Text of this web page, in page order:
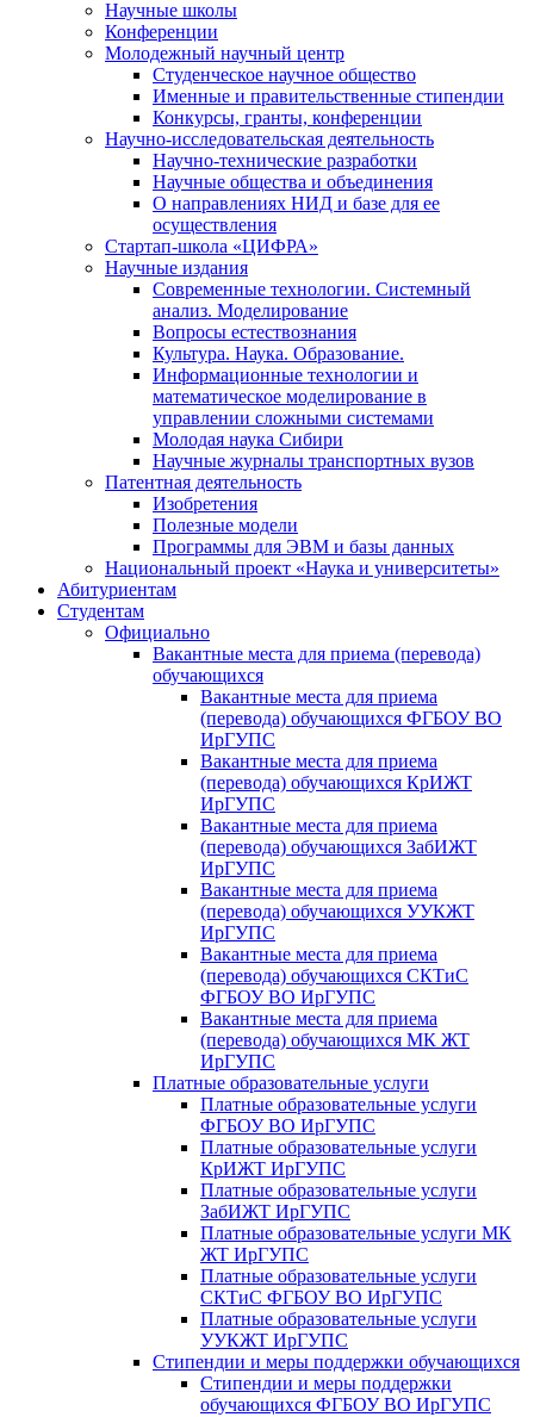
Научные школы
Конференции
Молодежный научный центр
Студенческое научное общество
Именные и правительственные стипендии
Конкурсы, гранты, конференции
Научно-исследовательская деятельность
Научно-технические разработки
Научные общества и объединения
О направлениях НИД и базе для ее
осуществления
Стартап-школа «ЦИФРА»
Научные издания
Современные технологии. Системный
анализ. Моделирование
Вопросы естествознания
Культура. Наука. Образование.
Информационные технологии и
математическое моделирование в
управлении сложными системами
Молодая наука Сибири
Научные журналы транспортных вузов
Патентная деятельность
Изобретения
Полезные модели
Программы для ЭВМ и базы данных
Национальный проект «Наука и университеты»
Абитуриентам
Студентам
Официально
Вакантные места для приема (перевода)
обучающихся
Вакантные места для приема
(перевода) обучающихся ФГБОУ ВО
ИрГУПС
Вакантные места для приема
(перевода) обучающихся КрИЖТ
ИрГУПС
Вакантные места для приема
(перевода) обучающихся ЗабИЖТ
ИрГУПС
Вакантные места для приема
(перевода) обучающихся УУКЖТ
ИрГУПС
Вакантные места для приема
(перевода) обучающихся СКТиС
ФГБОУ ВО ИрГУПС
Вакантные места для приема
(перевода) обучающихся МК ЖТ
ИрГУПС
Платные образовательные услуги
Платные образовательные услуги
ФГБОУ ВО ИрГУПС
Платные образовательные услуги
КрИЖТ ИрГУПС
Платные образовательные услуги
ЗабИЖТ ИрГУПС
Платные образовательные услуги МК
ЖТ ИрГУПС
Платные образовательные услуги
СКТиС ФГБОУ ВО ИрГУПС
Платные образовательные услуги
УУКЖТ ИрГУПС
Стипендии и меры поддержки обучающихся
Стипендии и меры поддержки
обучающихся ФГБОУ ВО ИрГУПС